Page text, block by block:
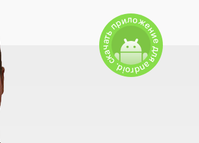
скачать приложение для android.